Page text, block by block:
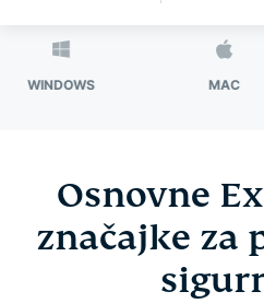
Osigurajte si više uz
VPN za sve vaše uređaje
Osnovne
značajke za